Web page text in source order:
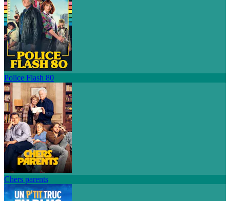
Police Flash 80
Chers parents